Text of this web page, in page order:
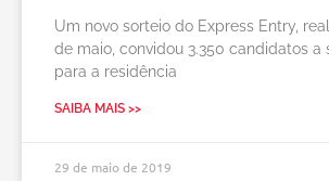
Um novo sorteio do Express Entry,
de maio, convidou 3.350 candidatos a
para a residência
SAIBA MAIS >>
29 de maio de 2019